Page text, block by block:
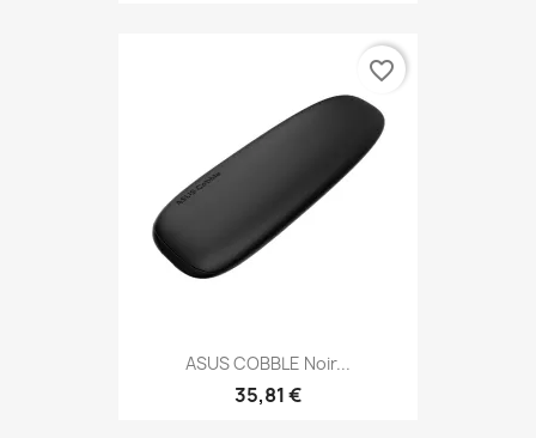
ASUS COBBLE Noir...
35,81 €
favorite_border